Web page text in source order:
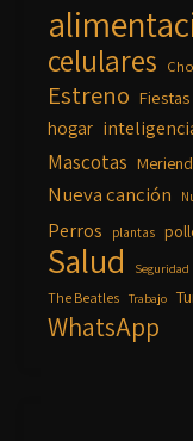
celulares
Estreno Fiestas
hogar
Mascotas
Nueva canción
Perros plantas
Salud Seguridad
The Beatles Trabajo
WhatsApp